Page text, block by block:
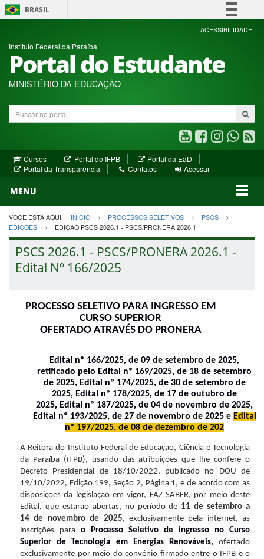
BRASIL
Simplifique!
Participe
ACESSIBILIDADE
Instituto Federal da Paraíba
Portal do Estudante
MINISTÉRIO DA EDUCAÇÃO
Buscar
no
Youtube
(abre
em
Facebook
(abre
Instagram
(abre
janela)
(abre
janela)
Cursos Portal do IFPB(abre
em
Portal da EaD
em
Portal da Transparência Contatos Acessar
MENU
VOCÊ ESTÁ AQUI: INÍCIO PROCESSOS SELETIVOS
PSCS
EDIÇÕES
EDIÇÃO PSCS 2026.1 - PSCS/PRONERA 2026.1
PSCS 2026.1 - PSCS/PRONERA 2026.1 -
Edital Nº 166/2025
PROCESSO SELETIVO PARA INGRESSO EM
CURSO SUPERIOR
OFERTADO ATRAVÉS DO PRONERA
Edital nº 166/2025, de 09 de setembro de 2025,
retificado pelo Edital nº 169/2025, de 18 de setembro
de 2025, Edital nº 174/2025, de 30 de setembro de
2025, Edital nº 178/2025, de 17 de outubro de
2025, Edital nº 187/2025, de 04 de novembro de 2025,
Edital nº 193/2025, de 27 de novembro de 2025 e Edital
nº 197/2025, de 08 de dezembro de 202
A Reitora do Instituto Federal de Educação, Ciência e Tecnologia
da Paraíba (IFPB), usando das atribuições que lhe confere o
Decreto Presidencial de 18/10/2022, publicado no DOU de
19/10/2022, Edição 199, Seção 2, Página 1, e de acordo com as
disposições da legislação em vigor, FAZ SABER, por meio deste
Edital, que estarão abertas, no período de 11 de setembroa
14 de novembro de 2025, exclusivamente pela internet, as
inscrições para o Processo Seletivo de ingresso no Curso
Superior de Tecnologia em Energias Renováveis, ofertado
exclusivamente por meio do convênio firmado entre o IFPB e o